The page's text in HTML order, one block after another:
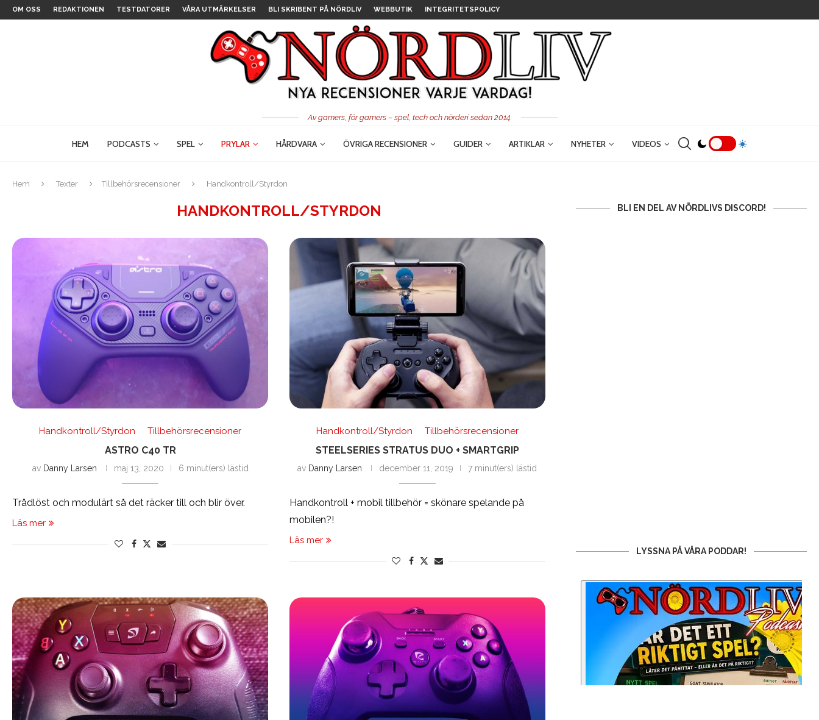
OM OSS REDAKTIONEN TESTDATORER VÅRA UTMÄRKELSER BLI SKRIBENT PÅ NÖRDLIV WEBBUTIK INTEGRITETSPOLICY
Av gamers, för gamers – spel, tech och nörderi sedan 2014.
HEM PODCASTS SPEL PRYLAR HÅRDVARA ÖVRIGA RECENSIONER GUIDER ARTIKLAR NYHETER VIDEOS
Hem Texter Tillbehörsrecensioner Handkontroll/Styrdon
HANDKONTROLL/STYRDON
Handkontroll/Styrdon Tillbehörsrecensioner
ASTRO C40 TR
av Danny Larsen maj 13, 2020 6 minut(ers) lästid
Trådlöst och modulärt så det räcker till och blir över.
Läs mer
Handkontroll/Styrdon Tillbehörsrecensioner
STEELSERIES STRATUS DUO + SMARTGRIP
av Danny Larsen december 11, 2019 7 minut(ers) lästid
Handkontroll + mobil tillbehör = skönare spelande på
mobilen?!
Läs mer
BLI EN DEL AV NÖRDLIVS DISCORD!
LYSSNA PÅ VÅRA PODDAR!